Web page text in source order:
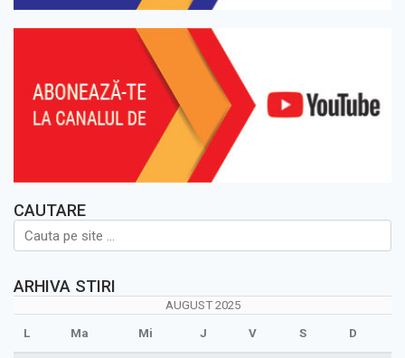
CAUTARE
ARHIVA STIRI
AUGUST 2025
L Ma Mi J V S D